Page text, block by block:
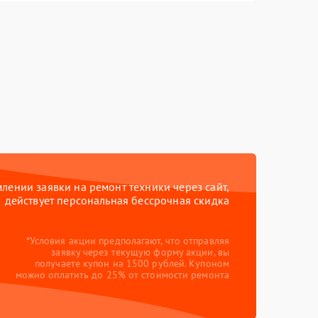
заявки на ремонт техники через сайт,
действует персональная бессрочная скидка
*Условия акции предполагают, что отправляя
заявку через текущую форму акции, вы
получаете купон на 1500 рублей. Купоном
можно оплатить до 25% от стоимости ремонта